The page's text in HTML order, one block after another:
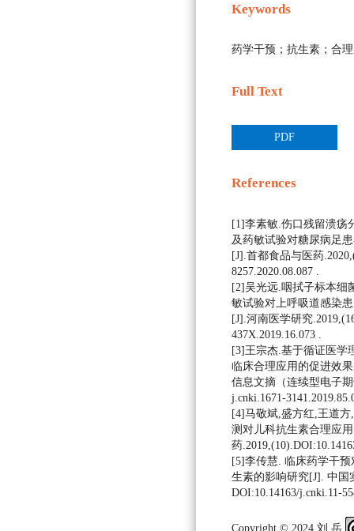
Keywords
药学干预；抗生素；合
Full Text
PDF
References
[1]李素敏.伤口残留溃疡
及药敏试验对糖尿病足
[J].首都食品与医药
8257.2020.08.087 .
[2]吴光远.咽拭子标本细
敏试验对上呼吸道感染
[J].河南医学研究
437X.2019.16.073 .
[3]王宗杰.基于循证医学
临床合理应用的促进效
信息文摘（连续型电子
j.cnki.1671-
[4]马敬斌,盛方红,王道
测对儿科抗生素合理应
药
[5]李传慧. 临床药学干
生素的影响研究[J]. 中国
DOI:10.14163/j.cnki.11-
Copyright © 2024 刘 岳